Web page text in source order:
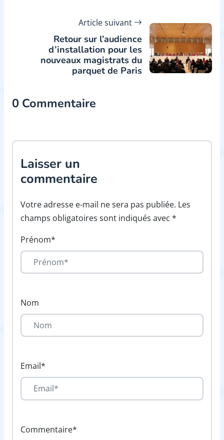
Article suivant
Retour sur l’audience
d’installation pour les
nouveaux magistrats du
parquet de Paris
0 Commentaire
Laisser un
commentaire
Votre adresse e-mail ne sera pas publiée. Les
champs obligatoires sont indiqués avec *
Prénom*
Nom
Email*
Commentaire*